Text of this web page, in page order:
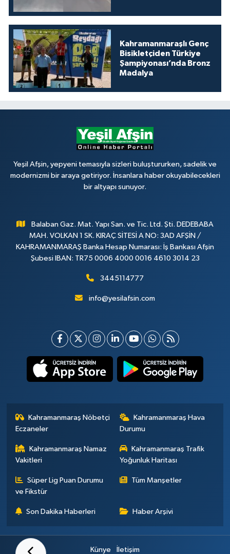
Kahramanmaraşlı Genç
Bisikletçiden Türkiye
Şampiyonası’nda Bronz
Madalya
Yeşil Afşin, yepyeni temasıyla sizleri buluştururken, sadelik ve
modernizmi bir araya getiriyor. İnsanlara haber okuyabilecekleri
bir altyapı sunuyor.
Balaban Gaz. Mat. Yapı San. ve Tic. Ltd. Şti. DEDEBABA
MAH. VOLKAN 1 SK. KIRAÇ SİTESİ A NO: 3AD AFŞİN /
KAHRAMANMARAŞ Banka Hesap Numarası: İş Bankası Afşin
Şubesi IBAN: TR75 0006 4000 0016 4610 3014 23
3445114777
info@yesilafsin.com
Kahramanmaraş Nöbetçi
Eczaneler
Kahramanmaraş Hava
Durumu
Kahramanmaraş Namaz
Vakitleri
Kahramanmaraş Trafik
Yoğunluk Haritası
Süper Lig Puan Durumu
ve Fikstür
Tüm Manşetler
Son Dakika Haberleri Haber Arşivi
Künye İletişim